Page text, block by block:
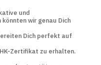
und
wir genau Dich
Dich perfekt auf
Zertifikat zu erhalten.